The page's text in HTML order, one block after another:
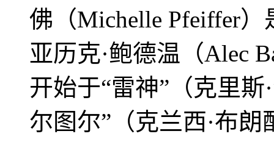
佛（Michelle Pfeiffer
亚历克·鲍德温（Alec
开始于“雷神”（克里
尔图尔”（克兰西·布